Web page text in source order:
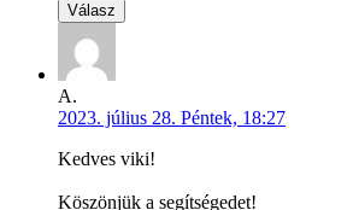
Válasz
A.
2023. július 28. Péntek, 18:27
Kedves viki!
Köszönjük a segítségedet!